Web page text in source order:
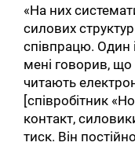
«На них
силових
співпрацю. Один
мені говорив, що
читають
[співробітник
контакт,
тиск. Він